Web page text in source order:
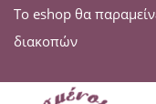
Το eshop θα
διακοπών